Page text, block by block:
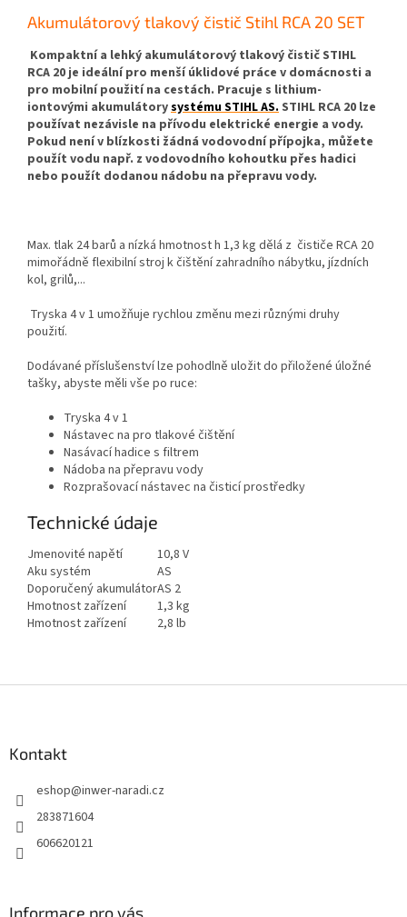
Akumulátorový tlakový čistič Stihl RCA 20 SET
Kompaktní a lehký akumulátorový tlakový čistič STIHL
RCA 20 je ideální pro menší úklidové práce v domácnosti a
pro mobilní použití na cestách. Pracuje s lithium-
iontovými akumulátorysystému STIHL AS.STIHL RCA 20 lze
používat nezávisle na přívodu elektrické energie a vody.
Pokud není v blízkosti žádná vodovodní přípojka, můžete
použít vodu např. z vodovodního kohoutku přes hadici
nebo použít dodanou nádobu na přepravu vody.
Max. tlak 24 barů a nízká hmotnost h 1,3 kg dělá z čističe RCA 20
mimořádně flexibilní stroj k čištění zahradního nábytku, jízdních
kol, grilů,...
Tryska 4 v 1 umožňuje rychlou změnu mezi různými druhy
použití.
Dodávané příslušenství lze pohodlně uložit do přiložené úložné
tašky, abyste měli vše po ruce:
Tryska 4 v 1
Nástavec na pro tlakové čištění
Nasávací hadice s filtrem
Nádoba na přepravu vody
Rozprašovací nástavec na čisticí prostředky
Technické údaje
Jmenovité napětí
10,8 V
Aku systém
AS
Doporučený akumulátorAS 2
Hmotnost zařízení
1,3 kg
Hmotnost zařízení
2,8 lb
Kontakt
eshop@inwer-naradi.cz
283871604
606620121
Informace pro vás